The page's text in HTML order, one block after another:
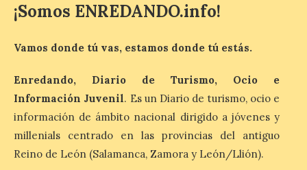
Última llamada: Eclipse
precio
7 Ago 2026
León es la provincia más
económica (116€/noche),
pero también una de las
más agotadas: solo un 4%
de alojamientos libres.
¡Somos ENREDANDO.info!
Vamos donde tú vas, estamos donde tú estás.
Enredando, Diario de Turismo, Ocio e
Información Juvenil. Es un Diario de turismo, ocio e
información de ámbito nacional dirigido a jóvenes y
millenials centrado en las provincias del antiguo
Reino de León (Salamanca, Zamora y León/Llión).